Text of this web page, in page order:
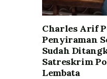
Charles Arif
Penyiraman
Sudah
Satreskrim
Lembata